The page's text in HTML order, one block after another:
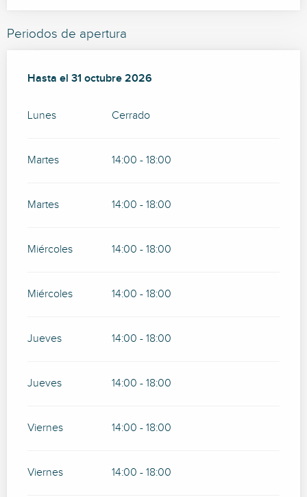
Periodos de apertura
Del2 mayo 2026al 31 octubre 2026
Hasta el 31 octubre 2026
Lunes Cerrado
Martes 14:00 - 18:00
Martes 14:00 - 18:00
Miércoles 14:00 - 18:00
Miércoles 14:00 - 18:00
Jueves 14:00 - 18:00
Jueves 14:00 - 18:00
Viernes 14:00 - 18:00
Viernes 14:00 - 18:00